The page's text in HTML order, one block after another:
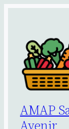
contenu
AMAP